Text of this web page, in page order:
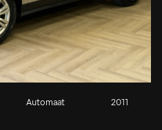
Automaat 2011